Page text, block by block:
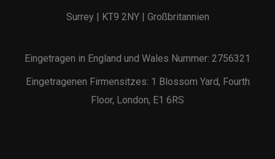
Surrey | KT9 2NY | Großbritannien
Eingetragen in England und Wales Nummer: 2756321
Eingetragenen Firmensitzes: 1 Blossom Yard, Fourth
Floor, London, E1 6RS